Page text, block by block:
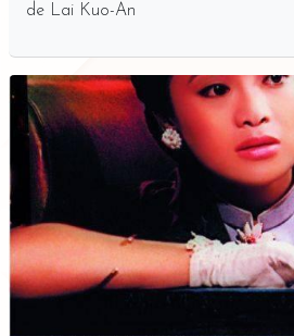
de Lai Kuo-An